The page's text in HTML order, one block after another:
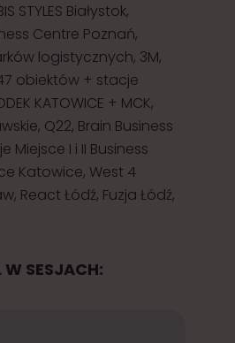
STYLES Białystok,
Centre Poznań,
logistycznych, 3M,
obiektów + stacje
KATOWICE + MCK,
Q22, Brain Business
Miejsce I i II Business
Katowice, West 4
React Łódź, Fuzja Łódź,
W SESJACH: